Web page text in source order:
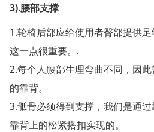
3).腰部支撑
1.轮椅后部应给使用者臀部提供
这一点很重要。.
2.每个人腰部生理弯曲不同，因
的靠背。
3.骶骨必须得到支撑，我们是通
靠背上的松紧搭扣实现的。